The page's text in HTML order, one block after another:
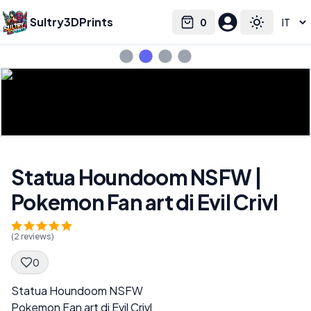
Sultry3DPrints 0
Cart Toggle
Select language
Statua Houndoom NSFW |
Pokemon Fan art di Evil Crivl
(2 reviews)
0
Spec Description
Statua Houndoom NSFW
Pokemon Fan art di Evil Crivl